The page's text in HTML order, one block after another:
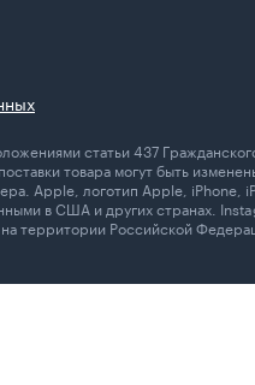
статьи 437
товара могут быть
Apple, логотип Apple, iPhone,
в США и других странах.
территории Российской